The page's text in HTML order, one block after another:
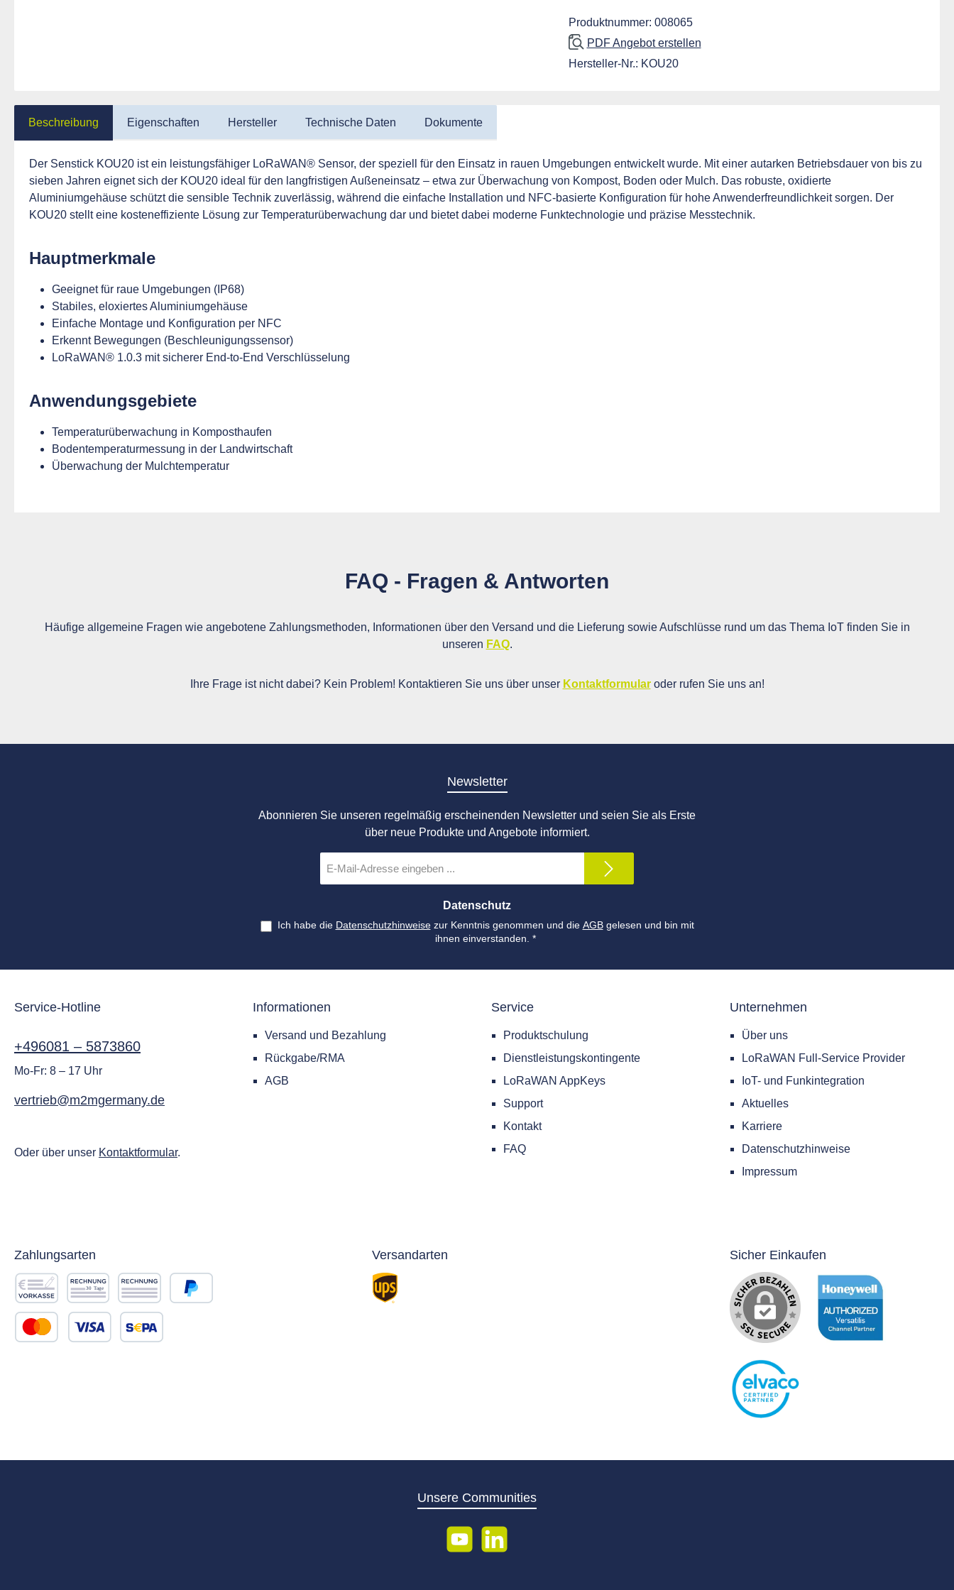
Produktnummer: 008065
PDF Angebot erstellen
Hersteller-Nr.: KOU20
Beschreibung Eigenschaften Hersteller Technische Daten Dokumente
Der Senstick KOU20 ist ein leistungsfähiger LoRaWAN® Sensor, der speziell für den Einsatz in rauen Umgebungen entwickelt wurde. Mit einer autarken Betriebsdauer von bis zu
sieben Jahren eignet sich der KOU20 ideal für den langfristigen Außeneinsatz – etwa zur Überwachung von Kompost, Boden oder Mulch. Das robuste, oxidierte
Aluminiumgehäuse schützt die sensible Technik zuverlässig, während die einfache Installation und NFC-basierte Konfiguration für hohe Anwenderfreundlichkeit sorgen. Der
KOU20 stellt eine kosteneffiziente Lösung zur Temperaturüberwachung dar und bietet dabei moderne Funktechnologie und präzise Messtechnik.
Hauptmerkmale
Geeignet für raue Umgebungen (IP68)
Stabiles, eloxiertes Aluminiumgehäuse
Einfache Montage und Konfiguration per NFC
Erkennt Bewegungen (Beschleunigungssensor)
LoRaWAN® 1.0.3 mit sicherer End-to-End Verschlüsselung
Anwendungsgebiete
Temperaturüberwachung in Komposthaufen
Bodentemperaturmessung in der Landwirtschaft
Überwachung der Mulchtemperatur
FAQ - Fragen & Antworten
Häufige allgemeine Fragen wie angebotene Zahlungsmethoden, Informationen über den Versand und die Lieferung sowie Aufschlüsse rund um das Thema IoT finden Sie in
unseren FAQ.
Ihre Frage ist nicht dabei? Kein Problem! Kontaktieren Sie uns über unser Kontaktformularoder rufen Sie uns an!
Newsletter
Abonnieren Sie unseren regelmäßig erscheinenden Newsletter und seien Sie als Erste
über neue Produkte und Angebote informiert.
Mail-
Adresse
Datenschutz
Ich habe die Datenschutzhinweisezur Kenntnis genommen und die AGBgelesen und bin mit
ihnen einverstanden. *
Service-Hotline
+496081 – 5873860
Mo-Fr: 8 – 17 Uhr
vertrieb@m2mgermany.de
Oder über unser Kontaktformular.
Informationen
Versand und Bezahlung
Rückgabe/RMA
AGB
Service
Produktschulung
Dienstleistungskontingente
LoRaWAN AppKeys
Support
Kontakt
FAQ
Unternehmen
Über uns
LoRaWAN Full-Service Provider
IoT- und Funkintegration
Aktuelles
Karriere
Datenschutzhinweise
Impressum
Zahlungsarten
Vorkasse Rechnung 30 Tage
Rechnung
Versandarten Sicher Einkaufen
Unsere Communities
YouTubeLinkedIn